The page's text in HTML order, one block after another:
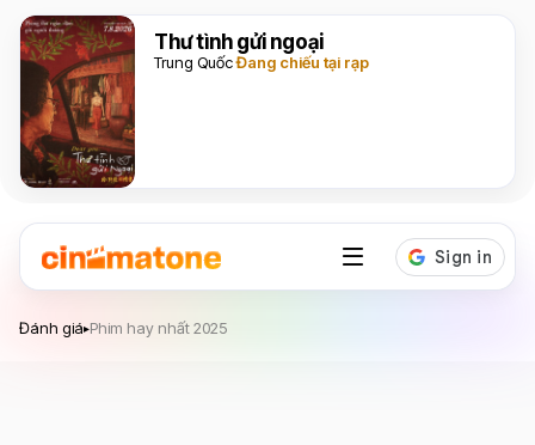
Thư tình gửi ngoại
Trung QuốcĐang chiếu tại rạp
Đánh giá▸Phim hay nhất 2025